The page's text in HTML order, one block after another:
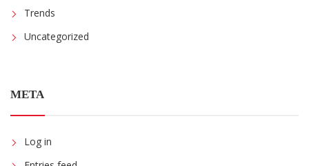
Trends
Uncategorized
META
Log in